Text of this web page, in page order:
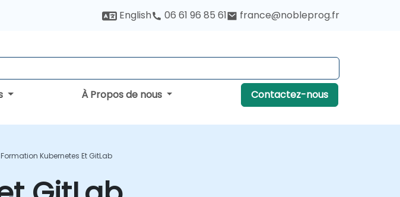
English 06 61 96 85 61 france@nobleprog.fr
À Propos de nous Contactez-nous
Formation Kubernetes Et GitLab